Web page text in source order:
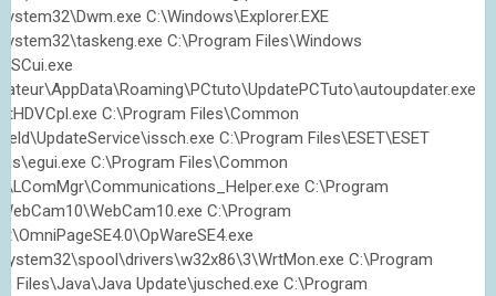
C:\Windows\Explorer.EXE
C:\Program Files\Windows
C:\Program Files\Common
C:\Program Files\ESET\ESET
C:\Program Files\Common
C:\Program
C:\Program
C:\Program
Files\Java\Java Update\jusched.exe C:\Program